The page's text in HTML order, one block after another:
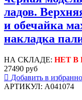
ладов.
и обечайка
накладка
НА СКЛАДЕ: НЕТ В
27490 руб
Добавить в
АРТИКУЛ: A041074